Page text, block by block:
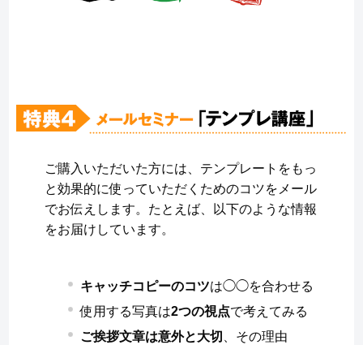
ご購入いただいた方には、テンプレートをもっ
と効果的に使っていただくためのコツをメール
でお伝えします。たとえば、以下のような情報
をお届けしています。
キャッチコピーのコツは◯◯を合わせる
使用する写真は2つの視点で考えてみる
ご挨拶文章は意外と大切
、その理由